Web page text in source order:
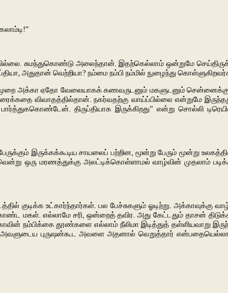
அலைந்தான். இதற்கெல்லாம் ஒன்றுமே செய்திருக்க
அதுதான் வெற்றியா? நம்மை நம்பி நம்மில் நுழைந்து
அக்கா ஏதோ வேலையாகக் கணவருடனும் மகளுடனும் சென்னைக்கு
விவாதத்தில்தான். நகர்வதற்கு வாய்ப்பில்லை என்றுமே
திருப்தியாக இருக்கிறது” என்று சொல்லி
இருக்கக்கூடிய சாயலைப் பற்றின, மூன்று பேரும் மூன்று
ஒரு மரணத்துக்கு அலட்டிக்கொள்ளாமல் வாழ்வின் முதலாம்
உட்கார்ந்தார்கள். பல பேச்சுகளும் ஓடிற்று. அக்காவுக்கு
மகள். எல்லாமே சரி, ஒன்றைத் தவிர. அது கேட்டதும் தாசன்
நம்பிக்கை தூண்களை எல்லாம் நீலிமா இடித்துத் தள்ளியவாறு
அவளுடைய புருஷன்கூட அவளை அதனால் வெறுத்தார்